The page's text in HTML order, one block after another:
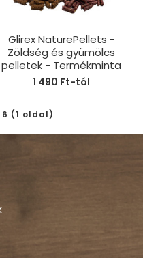
Glirex NaturePellets -
Zöldség és gyümölcs
pelletek - Termékminta
1 490 Ft-tól
(1 oldal)